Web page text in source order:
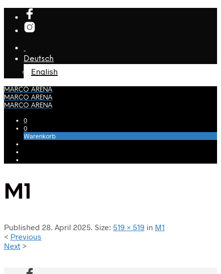
Deutsch
English
MARCO ARENA
MARCO ARENA
MARCO ARENA
0
0
Warenkorb
M1
Published 28. April 2025. Size: 519 × 519 in M1
< Previous
Next >